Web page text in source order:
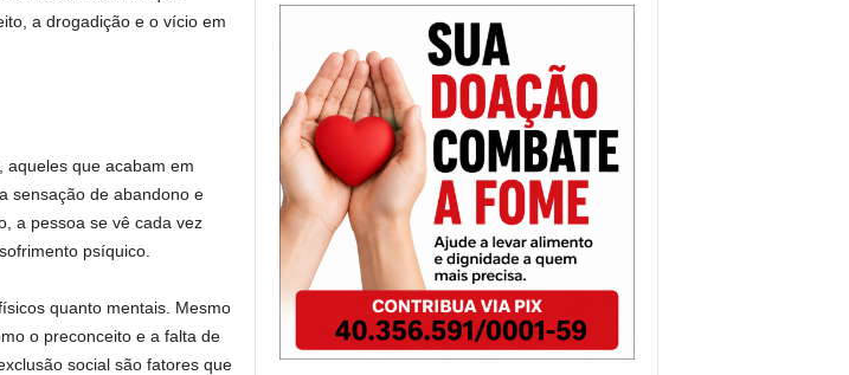
a drogadição e o vício em
aqueles que acabam em
sensação de abandono e
a pessoa se vê cada vez
psíquico.
quanto mentais. Mesmo
o preconceito e a falta de
social são fatores que